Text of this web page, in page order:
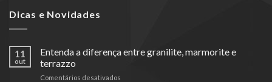
Dicas e Novidades
11
out
Entenda a diferença entre granilite, marmorite e
terrazzo
Comentários desativados